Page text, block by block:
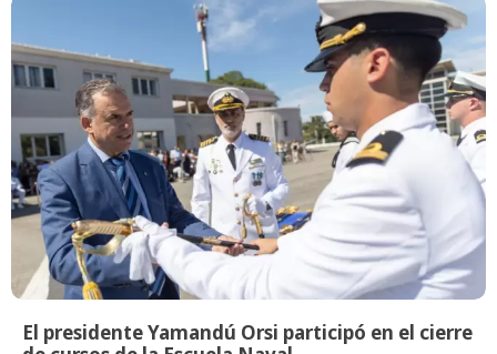
El presidente Yamandú Orsi participó en el cierre